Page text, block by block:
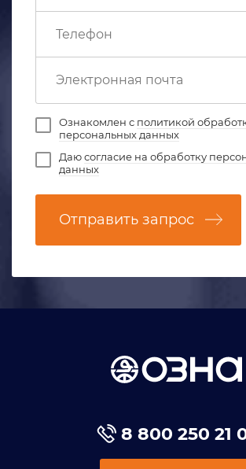
Ознакомлен с политикой
персональных данных
Даюсогласие на обработку
данных
Отправить запрос
8 800 250 21